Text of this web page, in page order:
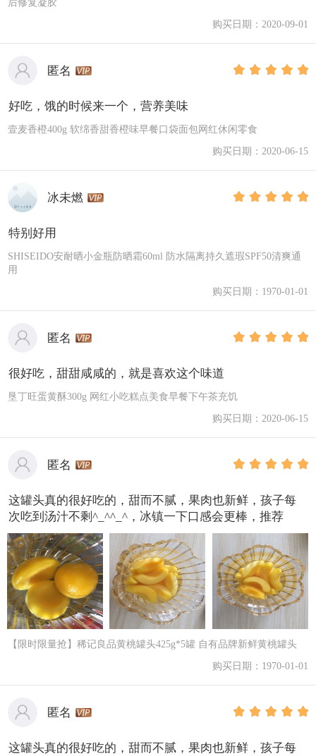
后修复凝胶
购买日期：2020-09-01
匿名
好吃，饿的时候来一个，营养美味
壹麦香橙400g 软绵香甜香橙味早餐口袋面包网红休闲零食
购买日期：2020-06-15
冰未燃
特别好用
SHISEIDO安耐晒小金瓶防晒霜60ml 防水隔离持久遮瑕SPF50清爽通
用
购买日期：1970-01-01
匿名
很好吃，甜甜咸咸的，就是喜欢这个味道
垦丁旺蛋黄酥300g 网红小吃糕点美食早餐下午茶充饥
购买日期：2020-06-15
匿名
这罐头真的很好吃的，甜而不腻，果肉也新鲜，孩子每
次吃到汤汁不剩^_^^_^，冰镇一下口感会更棒，推荐
【限时限量抢】稀记良品黄桃罐头425g*5罐 自有品牌新鲜黄桃罐头
购买日期：1970-01-01
匿名
这罐头真的很好吃的，甜而不腻，果肉也新鲜，孩子每